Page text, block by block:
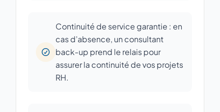
Continuité de service garantie : en
cas d’absence, un consultant
back-up prend le relais pour
assurer la continuité de vos projets
RH.